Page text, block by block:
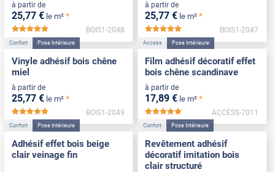
à partir de
25,77 € le m² *
BOIS1-2048
à partir de
25,77 € le m² *
BOIS1-2047
Confort Pose Intérieure
Vinyle adhésif bois chêne
miel
à partir de
25,77 € le m² *
*****
BOIS1-2049
Access Pose Intérieure
Film adhésif décoratif effet
bois chêne scandinave
à partir de
17,89 € le m² *
ACCESS-7011
Confort Pose Intérieure
Adhésif effet bois beige
clair veinage fin
Confort Pose Intérieure
Revêtement adhésif
décoratif imitation bois
clair structuré